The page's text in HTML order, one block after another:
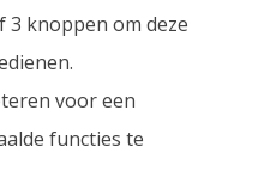
3 knoppen om deze
voor een
functies te